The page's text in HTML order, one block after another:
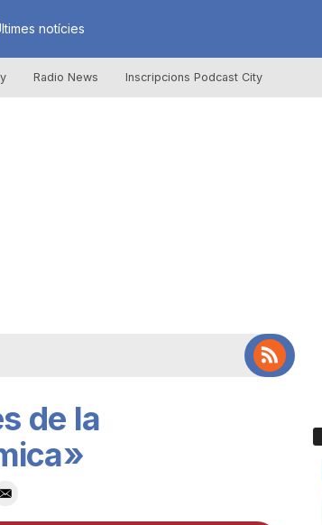
notícies
Radio News Inscripcions Podcast City
de la